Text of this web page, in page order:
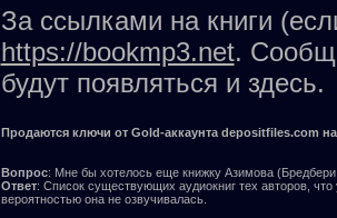
За ссылками на книги
https://bookmp3.net.
будут появляться и здесь.
Продаются ключи от Gold-аккаунта depositfiles.com
Вопрос: Мне бы хотелось еще книжку Азимова
Ответ: Список существующих аудиокниг тех авторов,
вероятностью она не озвучивалась.